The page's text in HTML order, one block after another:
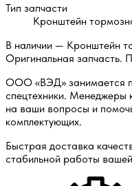
Тип запчасти
Кронштейн
В наличии — Кронштейн
Оригинальная запчасть.
ООО «ВЭД» занимается
спецтехники. Менеджеры
на ваши вопросы и
комплектующих.
Быстрая доставка
стабильной работы